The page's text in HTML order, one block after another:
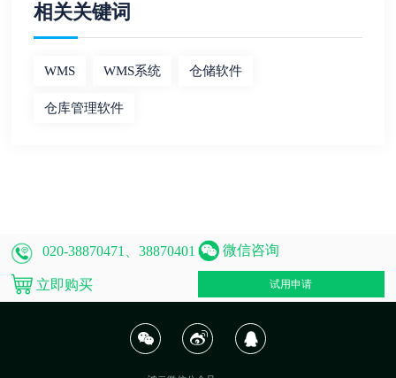
相关关键词
WMS WMS系统 仓储软件
仓库管理软件
020-38870471、38870401 微信咨询
立即购买 试用申请